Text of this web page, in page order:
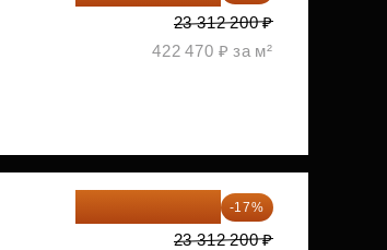
23 312 200 ₽
422 470 ₽ за м²
-17%
23 312 200 ₽